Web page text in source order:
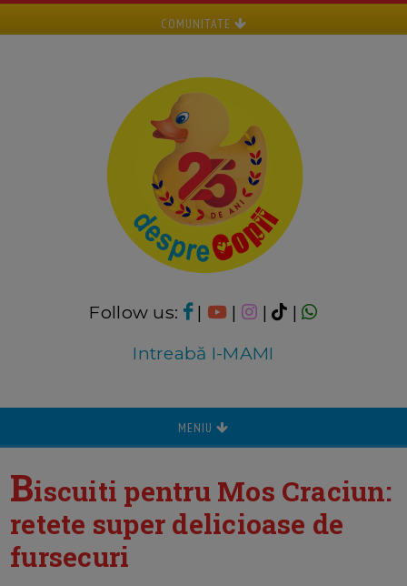
COMUNITATE
Follow us: | | |
|
Intreabă I-MAMI
MENIU
Biscuiti pentru Mos Craciun:
retete super delicioase de
fursecuri